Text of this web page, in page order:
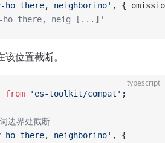
there, neighborino' , {
ho there, neig [...]'
位置截断。
typescript
from 'es-toolkit/compat' ;
边界处截断
there, neighborino' , {